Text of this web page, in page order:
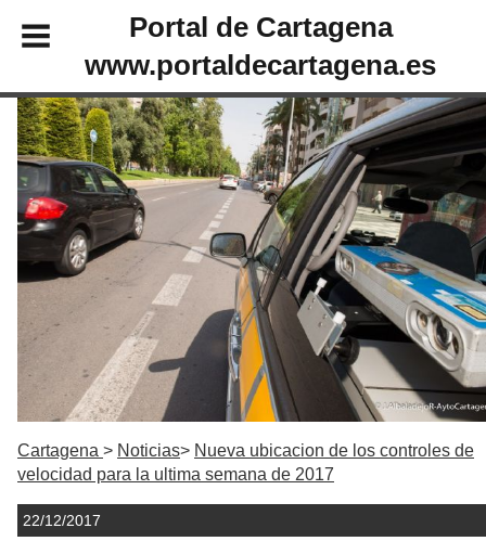
Portal de Cartagena
www.portaldecartagena.es
Cartagena Noticias
Nueva ubicacion de los controles de
velocidad para la ultima semana de 2017
22/12/2017